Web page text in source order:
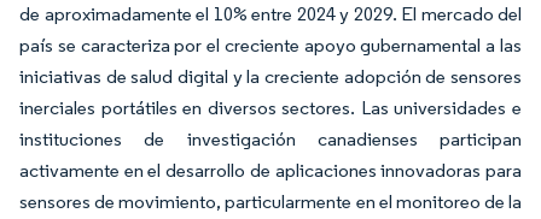
de aproximadamente el 10% entre 2024 y 2029. El mercado del
país se caracteriza por el creciente apoyo gubernamental a las
iniciativas de salud digital y la creciente adopción de sensores
inerciales portátiles en diversos sectores. Las universidades e
instituciones de investigación canadienses participan
activamente en el desarrollo de aplicaciones innovadoras para
sensores de movimiento, particularmente en el monitoreo de la